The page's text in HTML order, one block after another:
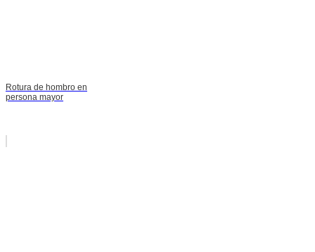
Rotura de hombro en
persona mayor